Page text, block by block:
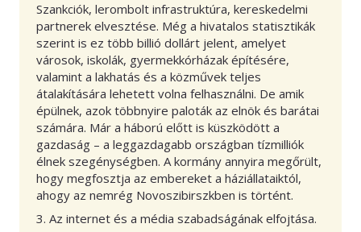
Szankciók, lerombolt infrastruktúra, kereskedelmi
partnerek elvesztése. Még a hivatalos statisztikák
szerint is ez több billió dollárt jelent, amelyet
városok, iskolák, gyermekkórházak építésére,
valamint a lakhatás és a közművek teljes
átalakítására lehetett volna felhasználni. De amik
épülnek, azok többnyire paloták az elnök és barátai
számára. Már a háború előtt is küszködött a
gazdaság – a leggazdagabb országban tízmilliók
élnek szegénységben. A kormány annyira megőrült,
hogy megfosztja az embereket a háziállataiktól,
ahogy az nemrég Novoszibirszkben is történt.
3. Az internet és a média szabadságának elfojtása.